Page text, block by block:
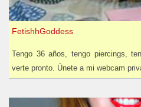
FetishhGoddess
Tengo 36 años, tengo piercings,
verte pronto. Únete a mi webcam